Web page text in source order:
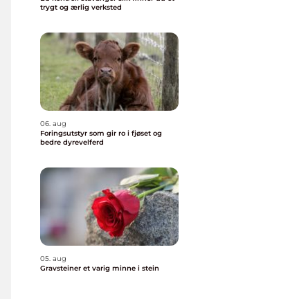
trygt og ærlig verksted
06. aug
Foringsutstyr som gir ro i fjøset og
bedre dyrevelferd
05. aug
Gravsteiner et varig minne i stein